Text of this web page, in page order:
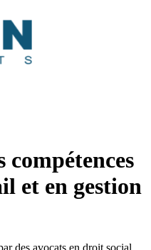
compétences
et en gestion
des avocats en droit social